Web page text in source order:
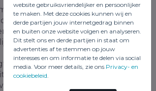
website gebruiksvriendelijker en persoonlijker
te maken. Met deze cookies kunnen wij en
derde partijen jouw internetgedrag binnen
en buiten onze website volgen en analyseren.
Dit stelt ons en derde partijen in staat om
advertenties af te stemmen op jouw
interesses en om informatie te delen via social
media. Voor meer details, zie ons Privacy- en
cookiebeleid.
en juist daarom zijn duidelijke
AI Act: een wet die bepaalt hoe
gebruiken. De nadruk ligt op
controle.
dit voor meer duidelijkheid. Een AI-
waarom bepaalde keuzes
het gebruik en de opslag van data.